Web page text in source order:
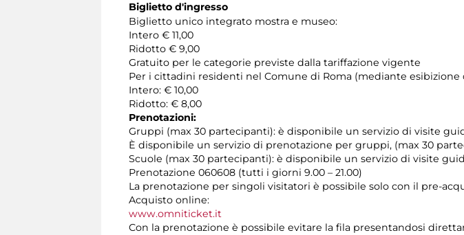
Biglietto d'ingresso
Biglietto unico integrato mostra e museo:
Intero € 11,00
Ridotto € 9,00
Gratuito per le categorie previste dalla tariffazione vigente
Per i cittadini residenti nel Comune di Roma (mediante
Intero: € 10,00
Ridotto: € 8,00
Prenotazioni:
Gruppi (max 30 partecipanti): è disponibile un servizio di visite
È disponibile un servizio di prenotazione per gruppi, (max 30
Scuole (max 30 partecipanti): è disponibile un servizio di visite
Prenotazione 060608 (tutti i giorni 9.00 – 21.00)
La prenotazione per singoli visitatori è possibile solo con il pre-
Acquisto online:
www.omniticket.it
Con la prenotazione è possibile evitare la fila presentandosi